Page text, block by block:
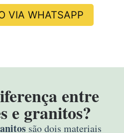
VIA WHATSAPP
entre
e granitos?
são dois materiais